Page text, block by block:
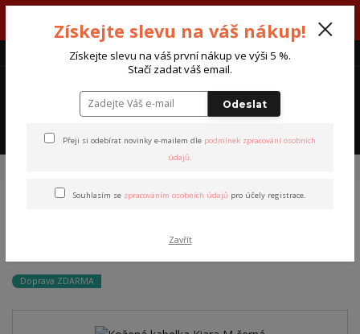
od 7:00 do 15:30 hodin.
CZK
Doprava ZDARMA
Získejte slevu na váš nákup!
Získejte slevu na váš první nákup ve výši 5 %.
Stačí zadat váš email.
Odeslat
Přeji si odebírat novinky e-mailem dle podmínek zpracování osobních
údajů.
Souhlasím se zpracováním osobních údajů pro účely registrace.
Zavřít